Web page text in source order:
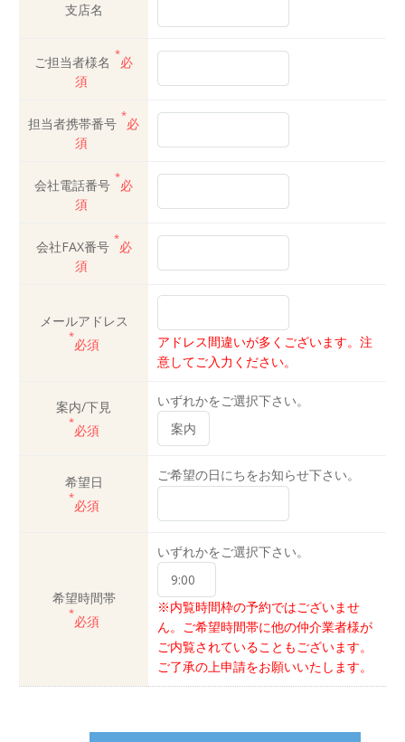
支店名
ご担当者様名
*
必
須
担当者携帯番号
*
必
須
会社電話番号
*
必
須
会社FAX番号
*
必
須
メールアドレス
*
必須
アドレス間違いが多くございます。注
意してご入力ください。
案内/下見
*
必須
いずれかをご選択下さい。
希望日
*
必須
ご希望の日にちをお知らせ下さい。
希望時間帯
*
必須
いずれかをご選択下さい。
※内覧時間枠の予約ではございませ
ん。ご希望時間帯に他の仲介業者様が
ご内覧されていることもございます。
ご了承の上申請をお願いいたします。